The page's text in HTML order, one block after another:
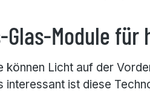
Glas-Module für
können Licht auf der
interessant ist diese